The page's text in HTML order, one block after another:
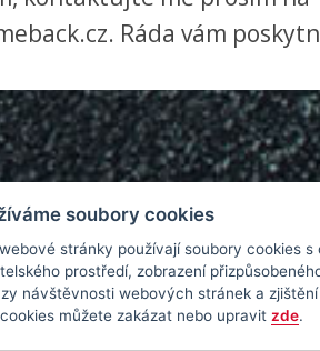
Ráda vám
osobních údajů
soubory cookies
stránky používají soubory cookies s
prostředí, zobrazení
návštěvnosti webových stránek a
můžete zakázat nebo upravit zde.